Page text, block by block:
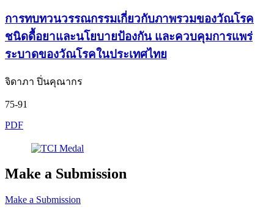
การทบทวนวรรณกรรมเกี่ยวกับภาพรวมของวัณโรค
ชนิดดื้อยาและนโยบายป้องกัน และควบคุมการแพร่
ระบาดของวัณโรคในประเทศไทย
จิดาภา ปิ่นคุณากร
75-91
PDF
Make a Submission
Make a Submission